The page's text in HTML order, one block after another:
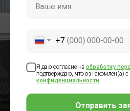
+7
Я даю согласие на обработку
подтверждаю, что ознакомлен(а) с
конфиденциальности
Отправить